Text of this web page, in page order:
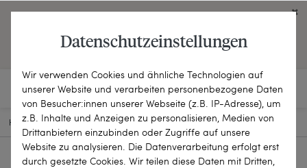
OPEN ENGLISH WEBSITE
HOME SCHMUCKSTÜCKE RINGE 24-0266
Datenschutzeinstellungen
Wir verwenden Cookies und ähnliche Technologien auf
unserer Website und verarbeiten personenbezogene Daten
von Besucher:innen unserer Webseite (z.B. IP-Adresse), um
z.B. Inhalte und Anzeigen zu personalisieren, Medien von
Drittanbietern einzubinden oder Zugriffe auf unsere
Website zu analysieren. Die Datenverarbeitung erfolgt erst
durch gesetzte Cookies. Wir teilen diese Daten mit Dritten,